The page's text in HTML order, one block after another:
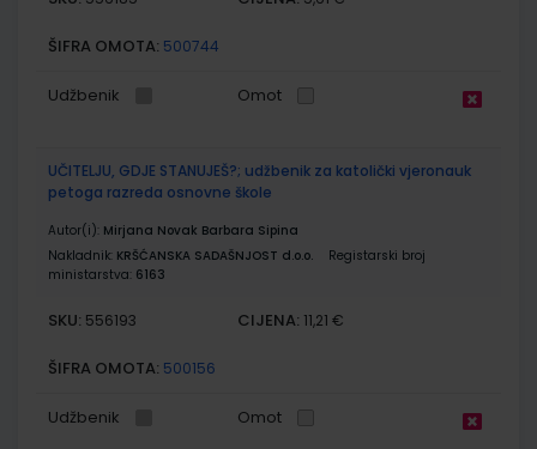
ŠIFRA OMOTA: 500744
Udžbenik Omot
UČITELJU, GDJE STANUJEŠ?; udžbenik za katolički vjeronauk
petoga razreda osnovne škole
Autor(i): Mirjana Novak Barbara Sipina
Nakladnik: KRŠĆANSKA SADAŠNJOST d.o.o.
Registarski broj
ministarstva: 6163
SKU: 556193 CIJENA: 11,21 €
ŠIFRA OMOTA: 500156
Udžbenik Omot